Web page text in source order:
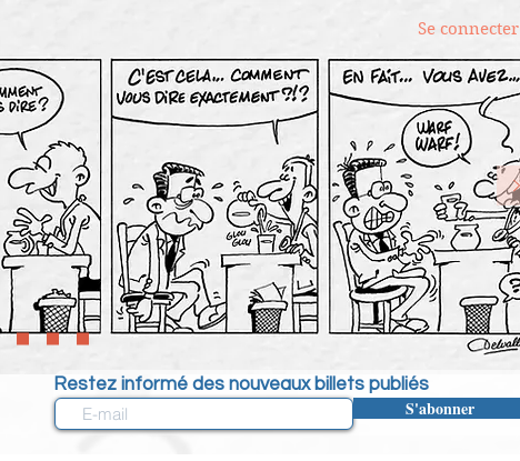
Restez informé des nouveaux billets publiés
S'abonner
Se connecter